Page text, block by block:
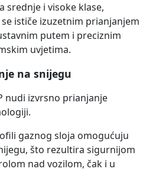
srednje i visoke klase,
ističe izuzetnim prianjanjem
putem i preciznim
uvjetima.
na snijegu
nudi izvrsno prianjanje
gaznog sloja omogućuju
što rezultira sigurnijom
nad vozilom, čak i u